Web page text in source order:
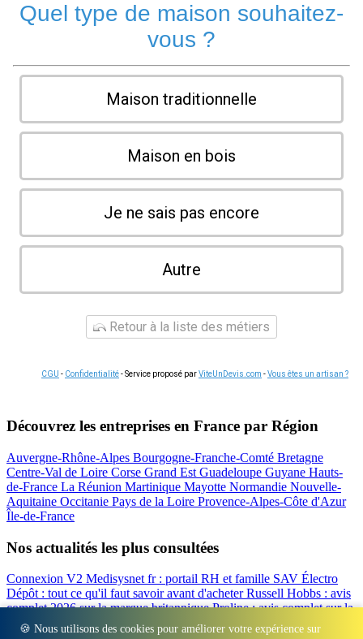
🍪 Nous utilisons des cookies pour améliorer votre expérience sur
Quel type de maison souhaitez-
vous ?
Maison traditionnelle
Maison en bois
Je ne sais pas encore
Autre
Retour à la liste des métiers
CGU - Confidentialité- Service proposé parViteUnDevis.com -Vous êtes un artisan ?
Découvrez les entreprises en France par Région
Auvergne-Rhône-Alpes Bourgogne-Franche-Comté Bretagne
Centre-Val de Loire Corse Grand Est Guadeloupe Guyane Hauts-
de-France La Réunion Martinique Mayotte Normandie Nouvelle-
Aquitaine Occitanie Pays de la Loire Provence-Alpes-Côte d'Azur
Île-de-France
Nos actualités les plus consultées
Connexion V2 Medisysnet fr : portail RH et famille SAV Électro
Dépôt : tout ce qu'il faut savoir avant d'acheterRussell Hobbs : avis
complet 2026 sur la marque britanniqueProline : avis complet sur la
marque d'électroménagerValberg avis 2026 : notre test complet de